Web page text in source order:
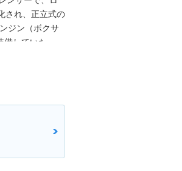
され、正立式の
ジン（ボクサ
していた。